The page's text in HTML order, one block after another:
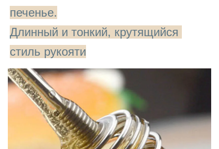
печенье.
Длинный и тонкий, крутящийся
стиль рукояти